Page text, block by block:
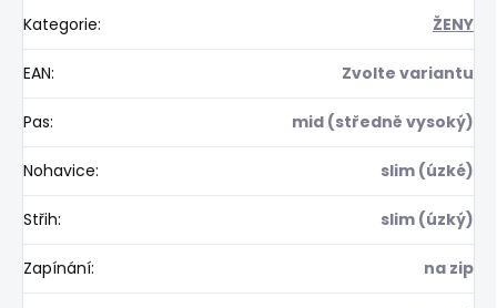
Kategorie: ŽENY
EAN: Zvolte variantu
Pas: mid (středně vysoký)
Nohavice: slim (úzké)
Střih: slim (úzký)
Zapínání: na zip